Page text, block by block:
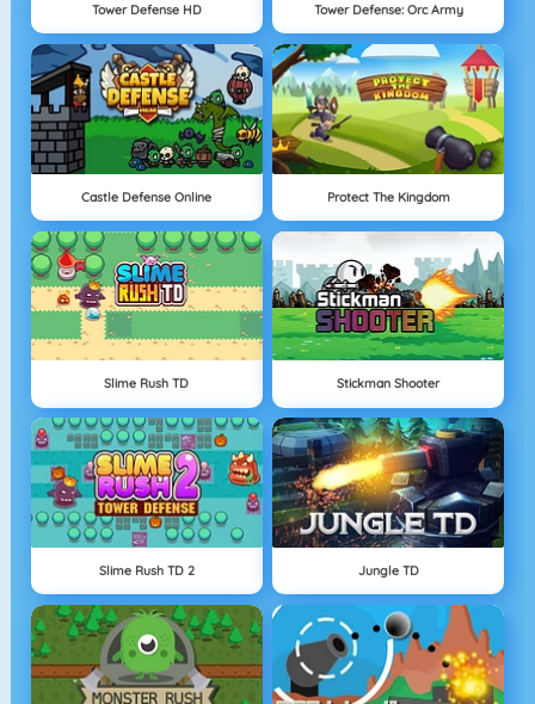
Tower Defense HD Tower Defense: Orc Army
Castle Defense Online Protect The Kingdom
Slime Rush TD Stickman Shooter
Slime Rush TD 2 Jungle TD